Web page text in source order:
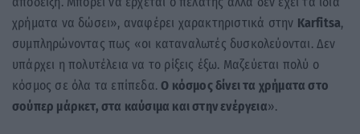
χρήματα να δώσει», αναφέρει χαρακτηριστικά στην Karfitsa,
συμπληρώνοντας πως «οι καταναλωτές δυσκολεύονται. Δεν
υπάρχει η πολυτέλεια να το ρίξεις έξω. Μαζεύεται πολύ ο
κόσμος σε όλα τα επίπεδα.Ο κόσμος δίνει τα χρήματα στο
σούπερ μάρκετ, στα καύσιμα και στην ενέργεια».